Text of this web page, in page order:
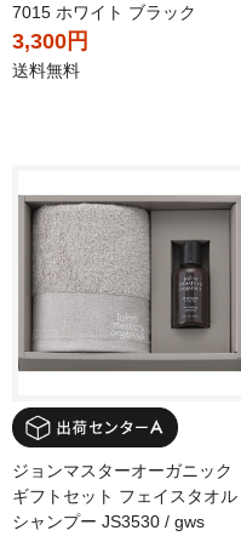
7015 ホワイト ブラック
3,300円
送料無料
ジョンマスターオーガニック
ギフトセット フェイスタオル
シャンプー JS3530 / gws